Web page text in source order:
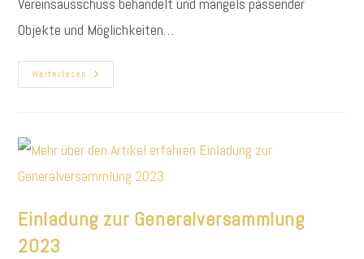
Objekte und Möglichkeiten…
Weiterlesen Trachtenverein
Mit
Einladung zur Generalversammlung
2023